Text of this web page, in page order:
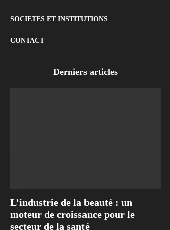
SOCIETES ET INSTITUTIONS
CONTACT
Derniers articles
L’industrie de la beauté : un
moteur de croissance pour le
secteur de la santé